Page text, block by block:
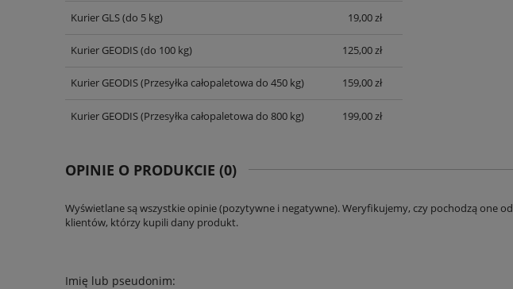
Kurier GLS(do 5 kg) 19,00 zł
Kurier GEODIS(do 100 kg) 125,00 zł
Kurier GEODIS(Przesyłka całopaletowa do 450 kg) 159,00 zł
Kurier GEODIS(Przesyłka całopaletowa do 800 kg) 199,00 zł
OPINIE O PRODUKCIE (0)
Wyświetlane są wszystkie opinie (pozytywne i negatywne). Weryfikujemy, czy pochodzą one od
klientów, którzy kupili dany produkt.
Imię lub pseudonim: